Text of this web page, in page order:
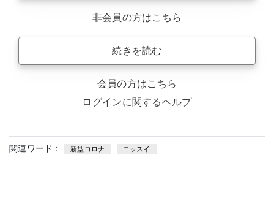
非会員の方はこちら
続きを読む
会員の方はこちら
ログインに関するヘルプ
関連ワード： 新型コロナ ニッスイ